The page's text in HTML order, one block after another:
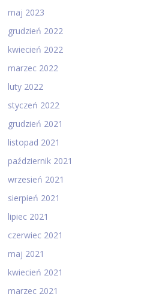
maj 2023
grudzień 2022
kwiecień 2022
marzec 2022
luty 2022
styczeń 2022
grudzień 2021
listopad 2021
październik 2021
wrzesień 2021
sierpień 2021
lipiec 2021
czerwiec 2021
maj 2021
kwiecień 2021
marzec 2021